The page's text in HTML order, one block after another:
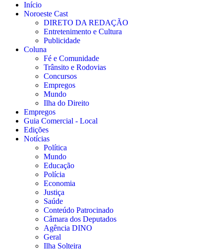
Início
Noroeste Cast
DIRETO DA REDAÇÃO
Entretenimento e Cultura
Publicidade
Coluna
Fé e Comunidade
Trânsito e Rodovias
Concursos
Empregos
Mundo
Ilha do Direito
Empregos
Guia Comercial - Local
Edições
Notícias
Política
Mundo
Educação
Polícia
Economia
Justiça
Saúde
Conteúdo Patrocinado
Câmara dos Deputados
Agência DINO
Geral
Ilha Solteira